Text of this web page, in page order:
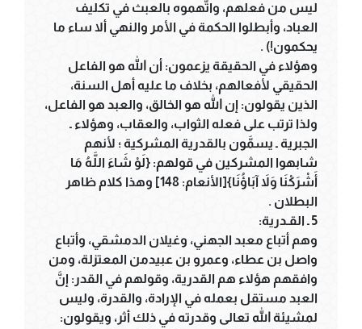
ليس من فعلهم، واتَّهموه بالعبث في تكليف
العباد، وأبطلوا الحكمة في الأمر والنهي ألا ساء ما
يحكمون!) .
وهؤلاء في الحقيقة يزعمون: أن الله هو الفاعل
الحقيقي لأفعالهم، بخلاف ما عليه أهل السنة،
الذين يقولون: إن الله هو الخالق، والعبد هو الفاعل،
ولذا ترتب على فعله الثواب، والعقاب، وهؤلاء ـ
الجبرية ـ يسمَّون بالقدرية المشركية ؛ لأنهم
شابهوا المشركين في قولهم: {لَوْ شَاءَ اللَّهُ مَا
أَشْرَكْنَا وَلاَ آبَاؤُنَا}[الأنعام: 148] وهذا كلام ظاهر
البطلان .
5 ـ القـدرية:
وهم أتباع معبد الجهني، وغيلان الدمشقي، وأتباع
واصل بن عطاء، وعمرو بن عبيدمن المعتزلة، ومن
وافقهم هؤلاء هم القدرية، وقولهم في القدر: إنَّ
العبد مستقل بعمله في الإرادة، والقدرة، وليس
لمشيئة الله تعالى وقدرته في ذلك أثر، ويقولون: